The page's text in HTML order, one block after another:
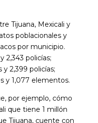
Tijuana, Mexicali y
poblacionales y
por municipio.
2,343 policías;
2,399 policías;
y 1,077 elementos.
por ejemplo, cómo
que tiene 1 millón
Tijuana, cuente con